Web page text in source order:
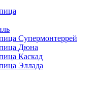
Супермонтеррей
Дюна
Каскад
Эллада